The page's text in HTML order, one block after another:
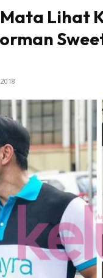
Lihat